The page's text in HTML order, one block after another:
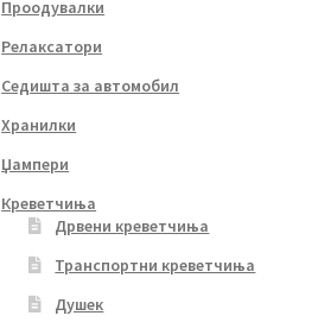
Проодувалки
Релаксатори
Седишта за автомобил
Хранилки
Џампери
Креветчиња
Дрвени креветчиња
Транспортни креветчиња
Душек